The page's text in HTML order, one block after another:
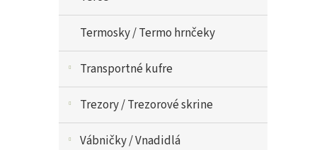
Termosky / Termo hrnčeky
Transportné kufre
Trezory / Trezorové skrine
Vábničky / Vnadidlá